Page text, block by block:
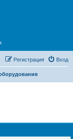
Вход
Регистрация